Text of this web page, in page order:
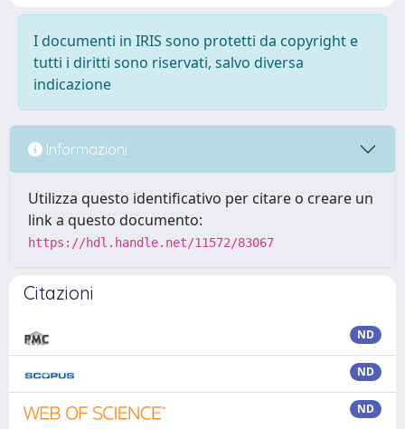
I documenti in IRIS sono protetti da copyright e
tutti i diritti sono riservati, salvo diversa
indicazione
Informazioni
Utilizza questo identificativo per citare o creare un
link a questo documento:
https://hdl.handle.net/11572/83067
Citazioni
ND
ND
ND